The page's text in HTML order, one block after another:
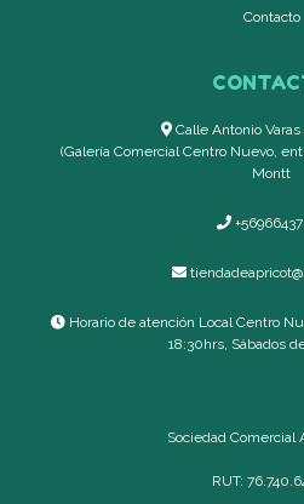
Contacto
Calle Antonio Varas
(Galería Comercial Centro Nuevo,
Montt
Horario de atención Local Centro
18:30hrs, Sábados
Sociedad Comercial
RUT: